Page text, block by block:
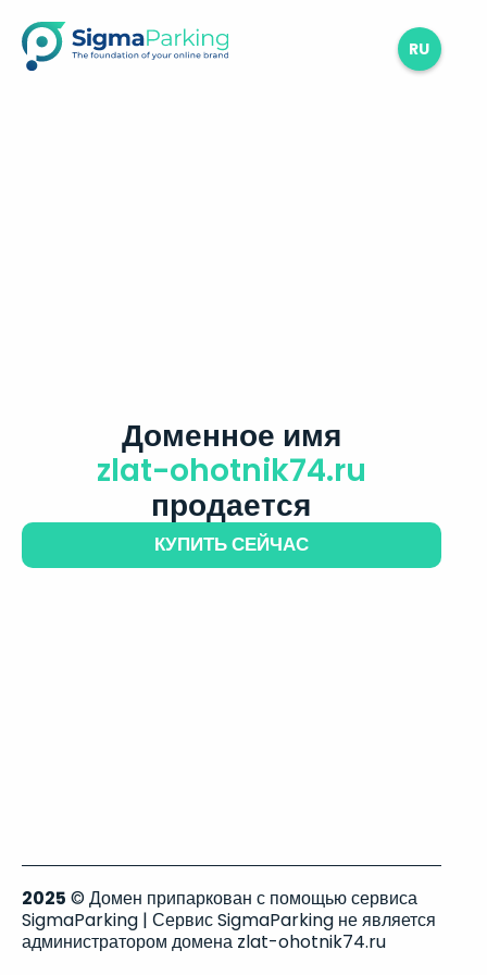
RU
Доменное имя
zlat-ohotnik74.ru
продается
КУПИТЬ СЕЙЧАС
2025 © Домен припаркован с помощью сервиса
SigmaParking | Сервис SigmaParking не является
администратором домена zlat-ohotnik74.ru